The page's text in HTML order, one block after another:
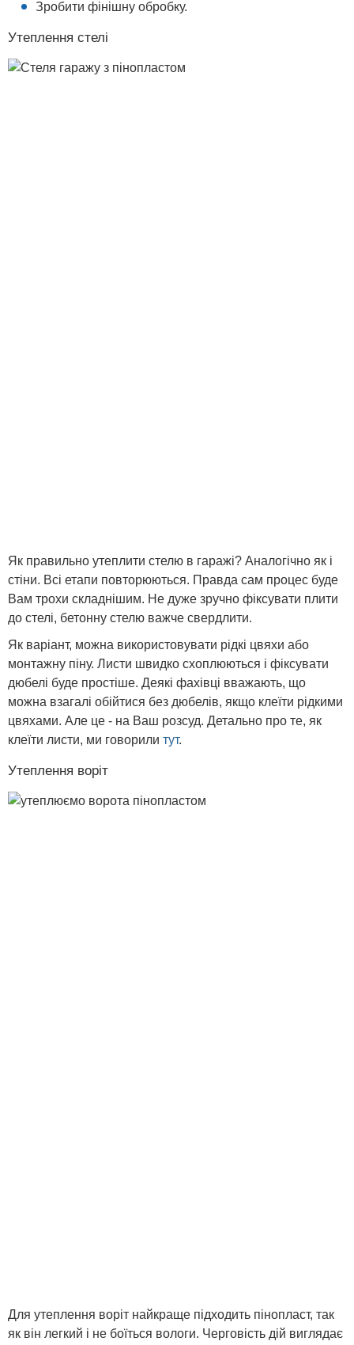
Зробити фінішну обробку.
Утеплення стелі
Як правильно утеплити стелю в гаражі? Аналогічно як і
стіни. Всі етапи повторюються. Правда сам процес буде
Вам трохи складнішим. Не дуже зручно фіксувати плити
до стелі, бетонну стелю важче свердлити.
Як варіант, можна використовувати рідкі цвяхи або
монтажну піну. Листи швидко схоплюються і фіксувати
дюбелі буде простіше. Деякі фахівці вважають, що
можна взагалі обійтися без дюбелів, якщо клеїти рідкими
цвяхами. Але це - на Ваш розсуд. Детально про те, як
клеїти листи, ми говорили тут.
Утеплення воріт
Для утеплення воріт найкраще підходить пінопласт, так
як він легкий і не боїться вологи. Черговість дій виглядає